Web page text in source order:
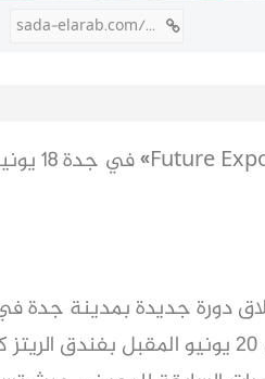
sada-elarab.com/807466